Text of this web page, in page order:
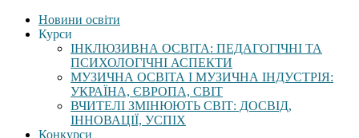
Новини освіти
Курси
ІНКЛЮЗИВНА ОСВІТА: ПЕДАГОГІЧНІ ТА
ПСИХОЛОГІЧНІ АСПЕКТИ
МУЗИЧНА ОСВІТА І МУЗИЧНА ІНДУСТРІЯ:
УКРАЇНА, ЄВРОПА, СВІТ
ВЧИТЕЛІ ЗМІНЮЮТЬ СВІТ: ДОСВІД,
ІННОВАЦІЇ, УСПІХ
Конкурси